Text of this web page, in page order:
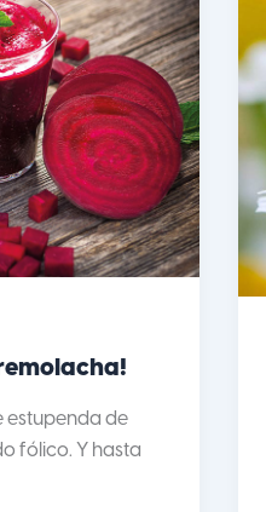
estupenda de
fólico. Y hasta